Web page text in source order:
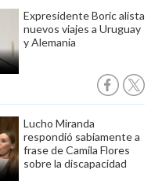
Expresidente Boric alista
nuevos viajes a Uruguay
y Alemania
Lucho Miranda
respondió sabiamente a
frase de Camila Flores
sobre la discapacidad